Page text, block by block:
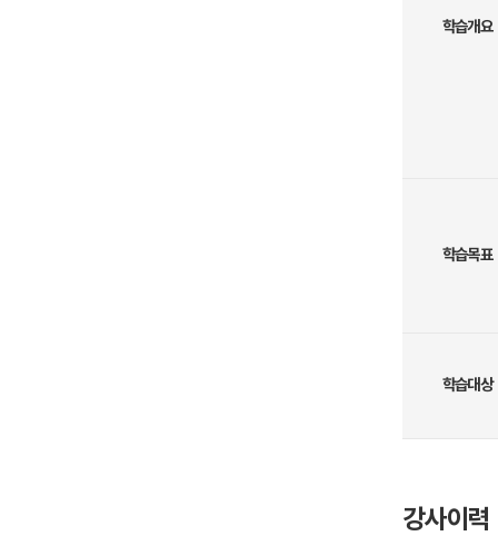
학습개요
학습목표
학습대상
강사이력